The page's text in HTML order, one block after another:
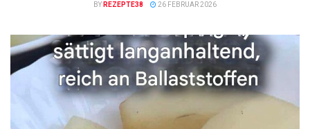
BY REZEPTE38 26 FEBRUAR 2026